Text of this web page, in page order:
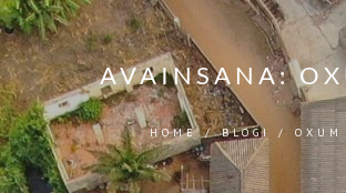
AVAINSANA:
HOME/BLOGI / OXUM